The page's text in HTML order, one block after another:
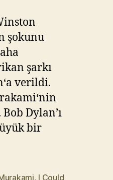
şokunu
şarkı
verildi.
Dylan’ı
bir
, I Could